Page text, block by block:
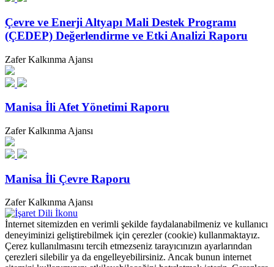
Çevre ve Enerji Altyapı Mali Destek Programı
(ÇEDEP) Değerlendirme ve Etki Analizi Raporu
Zafer Kalkınma Ajansı
Manisa İli Afet Yönetimi Raporu
Zafer Kalkınma Ajansı
Manisa İli Çevre Raporu
Zafer Kalkınma Ajansı
İnternet sitemizden en verimli şekilde faydalanabilmeniz ve kullanıcı
deneyiminizi geliştirebilmek için çerezler (cookie) kullanmaktayız.
Çerez kullanılmasını tercih etmezseniz tarayıcınızın ayarlarından
çerezleri silebilir ya da engelleyebilirsiniz. Ancak bunun internet